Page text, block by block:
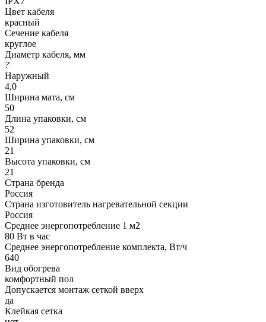
Цвет кабеля
красный
Сечение кабеля
круглое
Диаметр кабеля, мм
?
Наружный
4,0
Ширина мата, см
50
Длина упаковки, см
52
Ширина упаковки, см
21
Высота упаковки, см
21
Страна бренда
Россия
Страна изготовитель нагревательной секции
Россия
Среднее энергопотребление 1 м2
80 Вт в час
Среднее энергопотребление комплекта, Вт/ч
640
Вид обогрева
комфортный пол
Допускается монтаж сеткой вверх
да
Клейкая сетка